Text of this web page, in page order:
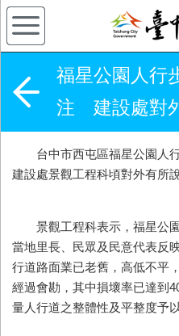
福星公園人行
注 建設處對
台中市西屯區福星公園人行
建設處景觀工程科頃對外有所說
景觀工程科表示，福星公園
當地里長、民眾及民意代表反
行道路面業已老舊，高低不平
經過會勘，其中損壞率已達到
量人行道之整體性及平整度予